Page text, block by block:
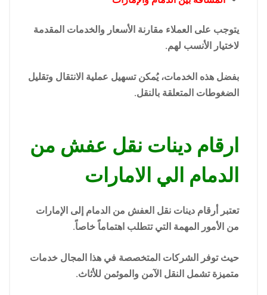
يتوجب على العملاء مقارنة الأسعار والخدمات المقدمة
لاختيار الأنسب لهم.
بفضل هذه الخدمات، يُمكن تسهيل عملية الانتقال وتقليل
الضغوطات المتعلقة بالنقل.
ارقام دينات نقل عفش من
الدمام الي الامارات
تعتبر أرقام دينات نقل العفش من الدمام إلى الإمارات
من الأمور المهمة التي تتطلب اهتماماً خاصاً.
حيث توفر الشركات المتخصصة في هذا المجال خدمات
متميزة تشمل النقل الآمن والموئمن للأثاث.